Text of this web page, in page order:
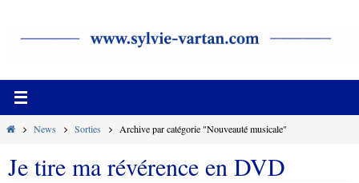
HomeNews Sorties Archive par catégorie "Nouveauté musicale"
Je tire ma révérence en DVD